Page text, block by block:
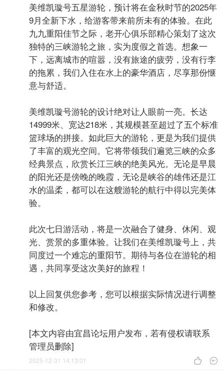
美维凯璇号五星游轮，预计将在金秋时节的2025年
9月全新下水，给游客带来前所未有的体验。在此
九九重阳佳节之际，老开心俱乐部精心策划了这次
独特的三峡游轮之旅，实为度假之首选。想象一
下，远离城市的喧嚣，没有旅途的疲劳，没有行李
的拖累，我们入住在水上的豪华酒店，尽享那份惬
意与舒适。
美维凯璇号游轮的设计绝对让人眼前一亮。长达
14999米、宽达218米，其规模甚至超过了五个标准
篮球场的拼接。如此巨大的游轮，更是为我们提供
了丰富的观光空间。它将带领我们遍览三峡的众多
经典景点，欣赏长江三峡的绝美风光。无论是早晨
的阳光还是傍晚的晚霞，无论是峡谷的雄伟还是江
水的温柔，都可以在这艘游轮的航行中得以完美体
验。
此次七日游活动，将是一次融合了健身、休闲、观
光、赏景的多重体验。让我们在美维凯璇号上，共
同度过一个难忘的重阳节。期待与各位在游轮的相
遇，共同享受这次美好的旅程！
以上回复供您参考，您可以根据实际情况进行调整
和修改。
[本文内容由宜昌论坛用户发布，若有侵权请联系
管理员删除]
 
2025-12-31 14:13:01